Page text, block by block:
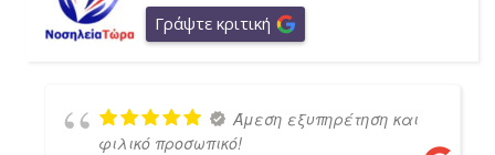
Γράψτε κριτική
Άμεση εξυπηρέτηση και
φιλικό προσωπικό!